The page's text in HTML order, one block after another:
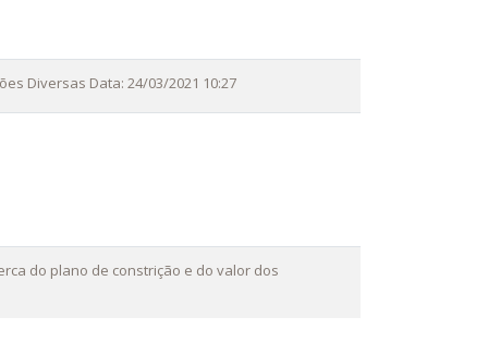
Diversas Data: 24/03/2021 10:27
do plano de constrição e do valor dos